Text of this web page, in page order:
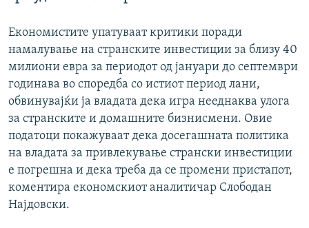
Економистите упатуваат критики поради
намалување на странските инвестиции за близу 40
милиони евра за периодот од јануари до септември
годинава во споредба со истиот период лани,
обвинувајќи ја владата дека игра нееднаква улога
за странските и домашните бизнисмени. Овие
податоци покажуваат дека досегашната политика
на владата за привлекување странски инвестиции
е погрешна и дека треба да се промени пристапот,
коментира економскиот аналитичар Слободан
Најдовски.